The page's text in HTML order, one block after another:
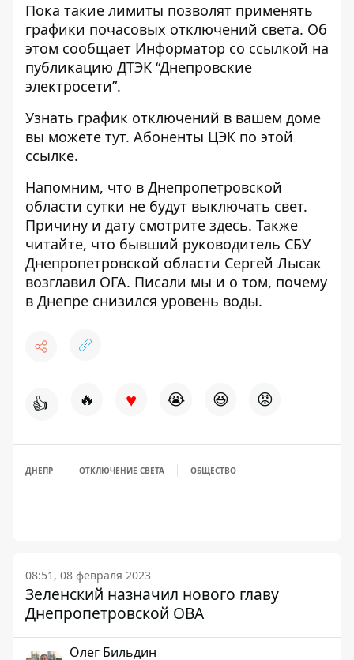
Пока такие лимиты позволят применять
графики почасовых отключений света. Об
этом сообщает Информатор со ссылкой на
публикацию ДТЭК “Днепровские
электросети”.
Узнать график отключений в вашем доме
вы можете тут. Абоненты ЦЭК по этой
ссылке.
Напомним, что в Днепропетровской
области сутки не будут выключать свет.
Причину и дату смотрите здесь. Также
читайте, что бывший руководитель СБУ
Днепропетровской области Сергей Лысак
возглавил ОГА. Писали мы и о том, почему
в Днепре снизился уровень воды.
👍 🔥 ♥ 😭 😆 😡
ДНЕПР ОТКЛЮЧЕНИЕ СВЕТА ОБЩЕСТВО
08:51, 08 февраля 2023
Зеленский назначил нового главу
Днепропетровской ОВА
Олег Бильдин